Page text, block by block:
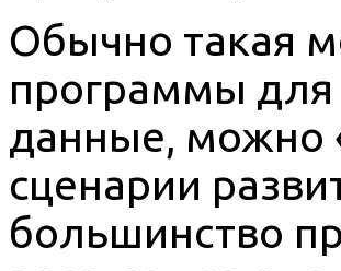
Обычно такая
программы
данные, можно
сценарии
большинство